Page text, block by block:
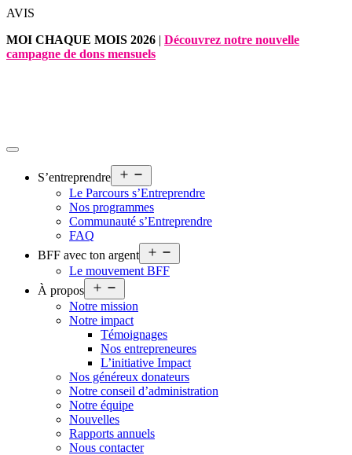
Aller
contenu
AVIS
MOI CHAQUE MOIS 2026 | Découvrez notre nouvelle
campagne de dons mensuels
S’entreprendre
le
menu
Le Parcours s’Entreprendre
Nos programmes
Communauté s’Entreprendre
FAQ
BFF avec ton argent
le
Le mouvement BFF
À propos
le
menu
Notre mission
Notre impact
Témoignages
Nos entrepreneures
L’initiative Impact
Nos généreux donateurs
Notre conseil d’administration
Notre équipe
Nouvelles
Rapports annuels
Nous contacter